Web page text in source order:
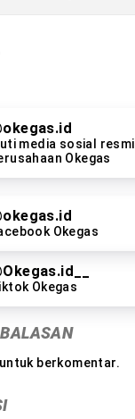
media sosial resmi
Okegas
Okegas
Okegas
untuk berkomentar.